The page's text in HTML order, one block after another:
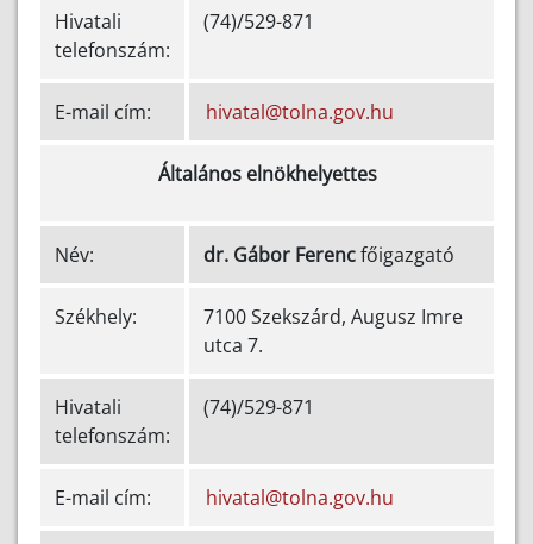
Hivatali
telefonszám:
(74)/529-871
E-mail cím: hivatal@tolna.gov.hu
Általános elnökhelyettes
Név: dr. Gábor Ferencfőigazgató
Székhely:
7100 Szekszárd, Augusz Imre
utca 7.
Hivatali
telefonszám:
(74)/529-871
E-mail cím: hivatal@tolna.gov.hu